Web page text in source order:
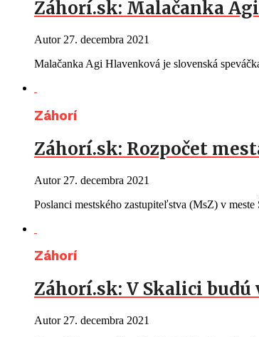
Záhorí.sk: Malačanka
Autor 27. decembra 2021
Malačanka Agi Hlavenková je slovenská
Záhorí
Záhorí.sk: Rozpočet
Autor 27. decembra 2021
Poslanci mestského zastupiteľstva (MsZ) v
Záhorí
Záhorí.sk: V Skalici
Autor 27. decembra 2021